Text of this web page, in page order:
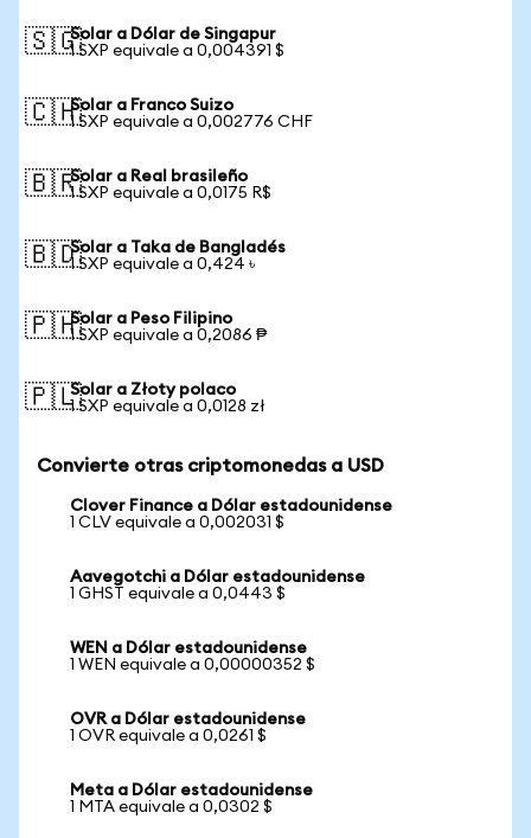
🇸🇬Solar a Dólar de Singapur
1 SXP equivale a 0,004391 $
🇨🇭Solar a Franco Suizo
1 SXP equivale a 0,002776 CHF
🇧🇷Solar a Real brasileño
1 SXP equivale a 0,0175 R$
🇧🇩Solar a Taka de Bangladés
1 SXP equivale a 0,424 ৳
🇵🇭Solar a Peso Filipino
1 SXP equivale a 0,2086 ₱
🇵🇱Solar a Złoty polaco
1 SXP equivale a 0,0128 zł
Convierte otras criptomonedas a USD
Clover Finance a Dólar estadounidense
1 CLV equivale a 0,002031 $
Aavegotchi a Dólar estadounidense
1 GHST equivale a 0,0443 $
WEN a Dólar estadounidense
1 WEN equivale a 0,00000352 $
OVR a Dólar estadounidense
1 OVR equivale a 0,0261 $
Meta a Dólar estadounidense
1 MTA equivale a 0,0302 $